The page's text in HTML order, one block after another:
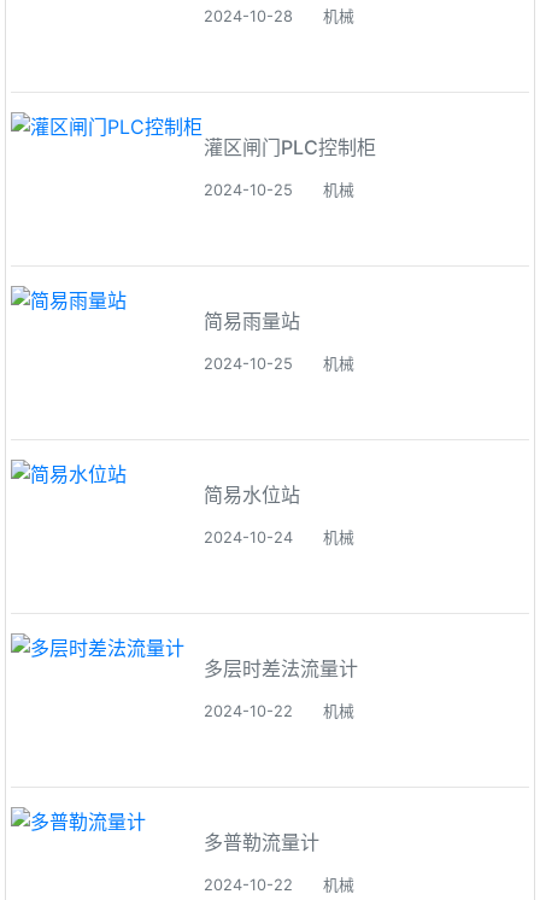
2024-10-28 机械
灌区闸门PLC控制柜
2024-10-25 机械
简易雨量站
2024-10-25 机械
简易水位站
2024-10-24 机械
多层时差法流量计
2024-10-22 机械
多普勒流量计
2024-10-22 机械